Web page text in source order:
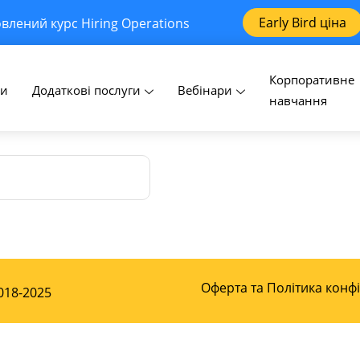
курс Hiring Operations Early Bird ціна
Додаткові послуги Вебінари
Корпоративне
навчання
або e-mail адресу. Ви отримаєте електронний
2025 Оферта та Політика